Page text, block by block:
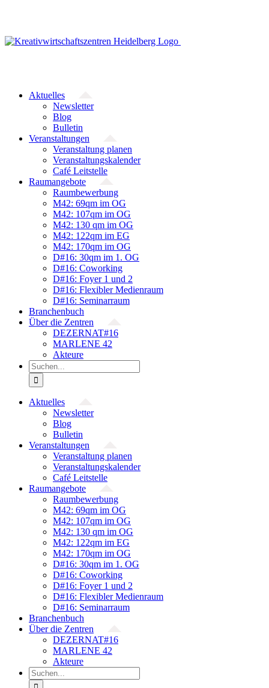
Aktuelles
Newsletter
Blog
Bulletin
Veranstaltungen
Veranstaltung planen
Veranstaltungskalender
Café Leitstelle
Raumangebote
Raumbewerbung
M42: 69qm im OG
M42: 107qm im OG
M42: 130 qm im OG
M42: 122qm im EG
M42: 170qm im OG
D#16: 30qm im 1. OG
D#16: Coworking
D#16: Foyer 1 und 2
D#16: Flexibler Medienraum
D#16: Seminarraum
Branchenbuch
Über die Zentren
DEZERNAT#16
MARLENE 42
Akteure
Suche
nach:
Aktuelles
Newsletter
Blog
Bulletin
Veranstaltungen
Veranstaltung planen
Veranstaltungskalender
Café Leitstelle
Raumangebote
Raumbewerbung
M42: 69qm im OG
M42: 107qm im OG
M42: 130 qm im OG
M42: 122qm im EG
M42: 170qm im OG
D#16: 30qm im 1. OG
D#16: Coworking
D#16: Foyer 1 und 2
D#16: Flexibler Medienraum
D#16: Seminarraum
Branchenbuch
Über die Zentren
DEZERNAT#16
MARLENE 42
Akteure
Suche
nach: